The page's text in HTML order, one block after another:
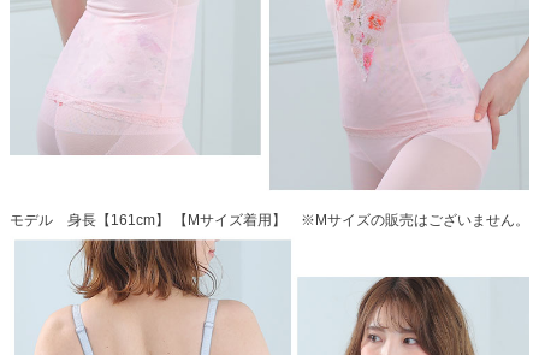
モデル 身長【161cm】 【Mサイズ着用】 ※Mサイズの販売はございません。